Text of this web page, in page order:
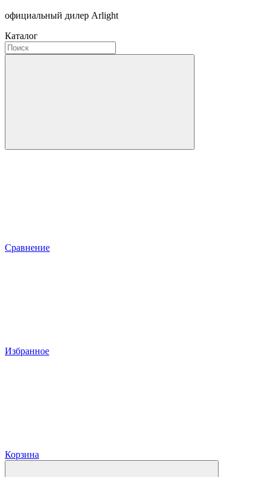
официальный дилер Arlight
Каталог
Сравнение
Избранное
Корзина